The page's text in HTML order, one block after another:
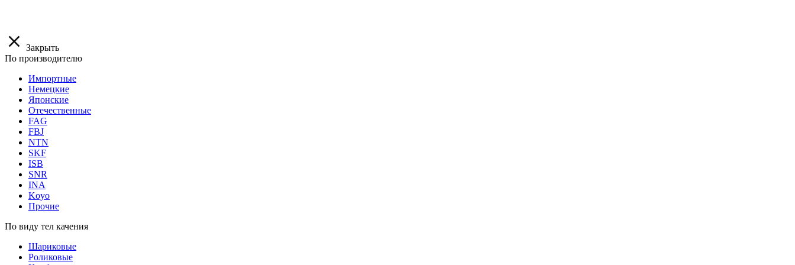
Закрыть
По производителю
Импортные
Немецкие
Японские
Отечественные
FAG
FBJ
NTN
SKF
ISB
SNR
INA
Koyo
Прочие
По виду тел качения
Шариковые
Роликовые